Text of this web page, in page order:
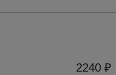
2240 ₽